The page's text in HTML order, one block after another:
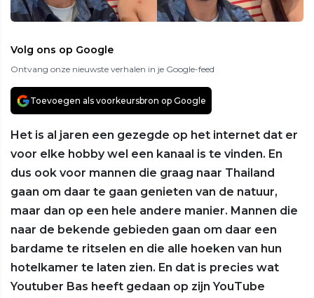
Volg ons op Google
Ontvang onze nieuwste verhalen in je Google-feed
Toevoegen als voorkeursbron op Google
Het is al jaren een gezegde op het internet dat er
voor elke hobby wel een kanaal is te vinden. En
dus ook voor mannen die graag naar Thailand
gaan om daar te gaan genieten van de natuur,
maar dan op een hele andere manier. Mannen die
naar de bekende gebieden gaan om daar een
bardame te ritselen en die alle hoeken van hun
hotelkamer te laten zien. En dat is precies wat
Youtuber Bas heeft gedaan op zijn YouTube